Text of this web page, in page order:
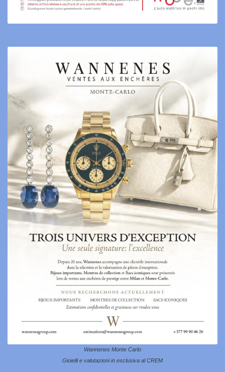
Wannenes Monte Carlo
Gioielli e valutazioni in esclusiva al CREM